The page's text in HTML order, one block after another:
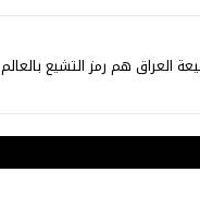
العراق هم رمز التشيع بالعالم